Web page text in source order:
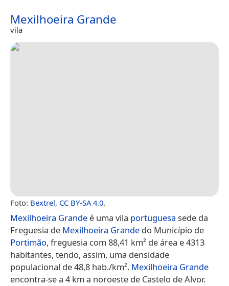
Mexilhoeira Grande
vila
Foto: Bextrel, CC BY-SA 4.0.
Mexilhoeira Grande é uma vila portuguesa sede da
Freguesia de Mexilhoeira Grande do Município de
Portimão, freguesia com 88,41 km² de área e 4313
habitantes, tendo, assim, uma densidade
populacional de 48,8 hab./km². Mexilhoeira Grande
encontra-se a 4 km a noroeste de Castelo de Alvor.